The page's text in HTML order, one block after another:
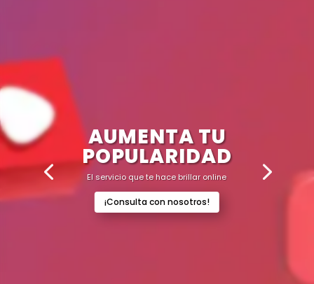
AUMENTA TU
POPULARIDAD
El servicio que te hace brillar online
¡Consulta con nosotros!